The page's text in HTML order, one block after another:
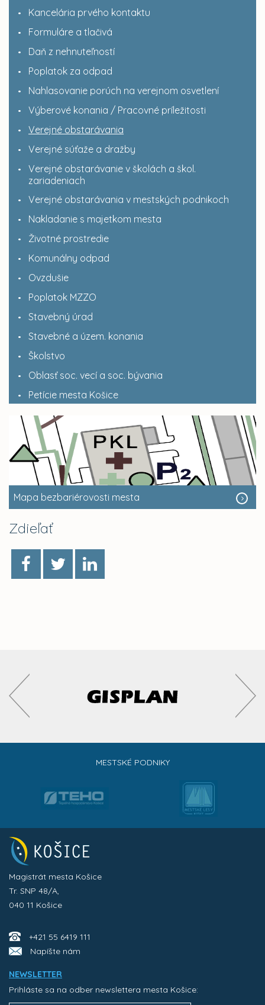
Kancelária prvého kontaktu
Formuláre a tlačivá
Daň z nehnuteľností
Poplatok za odpad
Nahlasovanie porúch na verejnom osvetlení
Výberové konania / Pracovné príležitosti
Verejné obstarávania
Verejné súťaže a dražby
Verejné obstarávanie v školách a škol.
zariadeniach
Verejné obstarávania v mestských podnikoch
Nakladanie s majetkom mesta
Životné prostredie
Komunálny odpad
Ovzdušie
Poplatok MZZO
Stavebný úrad
Stavebné a územ. konania
Školstvo
Oblasť soc. vecí a soc. bývania
Petície mesta Košice
Mapa bezbariérovosti mesta
Zdieľať
MESTSKÉ PODNIKY
Magistrát mesta Košice
Tr. SNP 48/A,
040 11 Košice
+421 55 6419 111
Napíšte nám
NEWSLETTER
Prihláste sa na odber newslettera mesta Košice: